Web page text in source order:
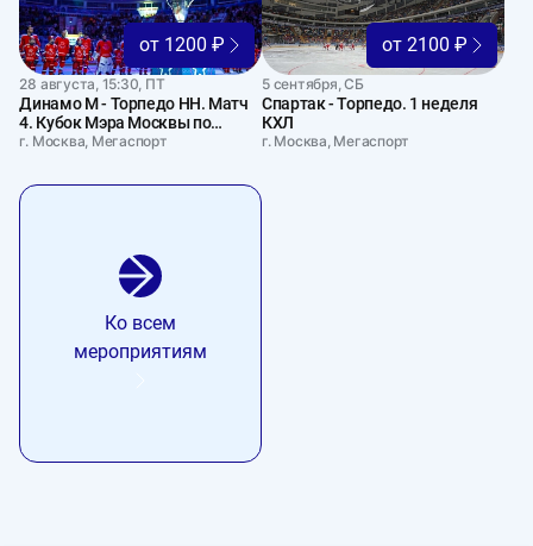
от 1200 ₽
28 августа, 15:30, ПТ
Динамо М - Торпедо НН. Матч
4. Кубок Мэра Москвы по
хоккею
г. Москва, Мегаспорт
от 2100 ₽
5 сентября, СБ
Спартак - Торпедо. 1 неделя
КХЛ
г. Москва, Мегаспорт
Ко всем
мероприятиям